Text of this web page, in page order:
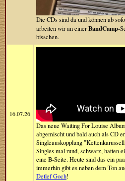
Die CDs sind da und können ab
arbeiten wir an einerBandCamp-
bisschen.
16.07.26
Das neue Waiting For Louise
abgemischt und bald auch als CD
Singleauskopplung
Singles mal rund, schwarz, hatten
eine B-Seite. Heute sind das ein
immerhin gibt es neben dem Ton
Detlef Goch!